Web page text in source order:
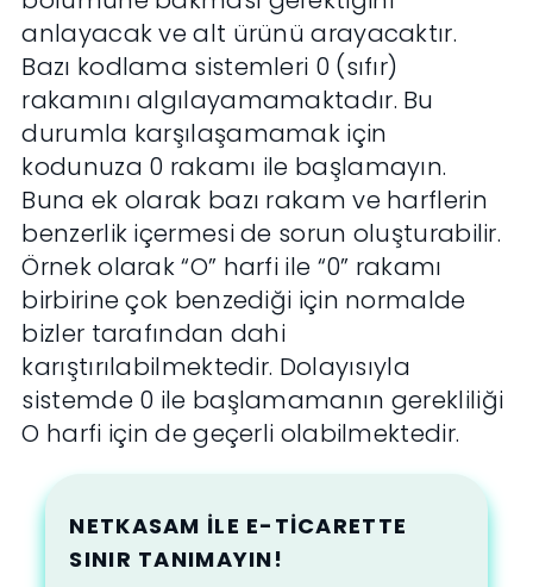
anlayacak ve alt ürünü arayacaktır.
Bazı kodlama sistemleri 0 (sıfır)
rakamını algılayamamaktadır. Bu
durumla karşılaşamamak için
kodunuza 0 rakamı ile başlamayın.
Buna ek olarak bazı rakam ve harflerin
benzerlik içermesi de sorun oluşturabilir.
Örnek olarak “O” harfi ile “0” rakamı
birbirine çok benzediği için normalde
bizler tarafından dahi
karıştırılabilmektedir. Dolayısıyla
sistemde 0 ile başlamamanın gerekliliği
O harfi için de geçerli olabilmektedir.
NETKASAM ILE E-TICARETTE
SINIR TANIMAYIN!